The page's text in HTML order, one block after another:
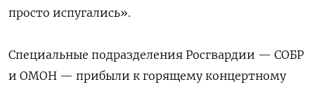
просто испугались».
Специальные подразделения Росгвардии — СОБР
и ОМОН — прибыли к горящему концертному